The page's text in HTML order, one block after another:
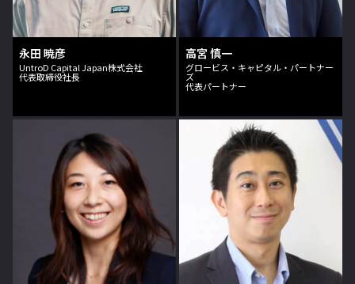
永田 暁彦
UntroD Capital Japan株式会社
代表取締役社長
高宮 慎一
グロービス・キャピタル・パートナー
ズ
代表パートナー